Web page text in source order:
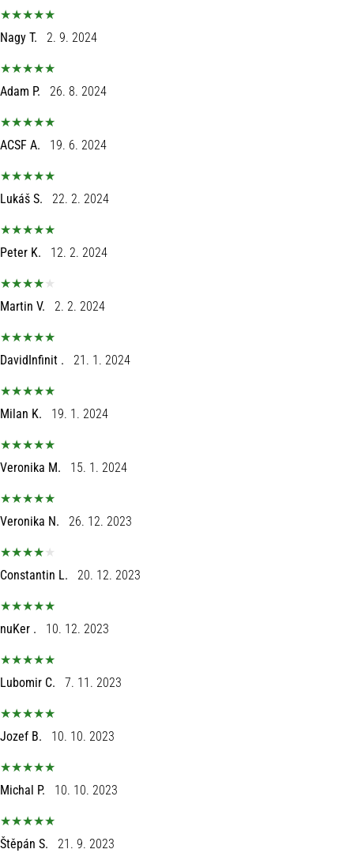
Nagy T. 2. 9. 2024
Adam P. 26. 8. 2024
ACSF A. 19. 6. 2024
Lukáš S. 22. 2. 2024
Peter K. 12. 2. 2024
Martin V. 2. 2. 2024
DavidInfinit . 21. 1. 2024
Milan K. 19. 1. 2024
Veronika M. 15. 1. 2024
Veronika N. 26. 12. 2023
Constantin L. 20. 12. 2023
nuKer . 10. 12. 2023
Lubomir C. 7. 11. 2023
Jozef B. 10. 10. 2023
Michal P. 10. 10. 2023
Štěpán S. 21. 9. 2023